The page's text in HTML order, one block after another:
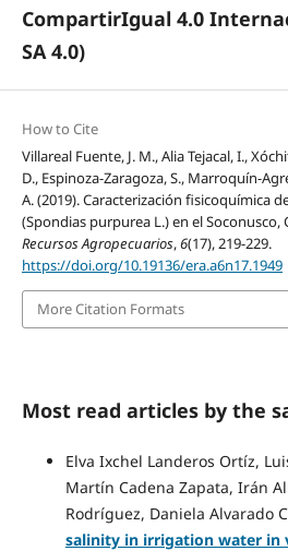
CompartirIgual 4.0
SA 4.0)
How to Cite
Villareal Fuente, J. M., Alia Tejacal, I.,
D., Espinoza-Zaragoza, S., Marroquín-
A. (2019). Caracterización fisicoquímica
(Spondias purpurea L.) en el Soconusco,
Recursos Agropecuarios,6(17), 219-229.
https://doi.org/10.19136/era.a6n17.1949
More Citation Formats
Most read articles by the
Elva Ixchel Landeros Ortíz,
Martín Cadena Zapata, Irán
Rodríguez, Daniela Alvarado
salinity in irrigation water in